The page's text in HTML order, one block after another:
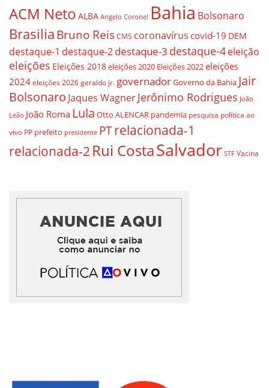
ACM Neto ALBA Angelo Coronel Bahia Bolsonaro
BrasiliaBruno ReisCMS coronavírus covid-19 DEM
destaque-1 destaque-2destaque-3 destaque-4eleição
eleições Eleições 2018eleições 2020 Eleições 2022eleições
2024 eleições 2026 geraldo jr. governadorGoverno da Bahia Jair
Bolsonaro Jaques WagnerJerônimo Rodrigues João
Leão João Roma Lula Otto ALENCAR pandemia pesquisa política ao
vivo PP prefeito presidente PTrelacionada-1
relacionada-2 Rui CostaSalvador STF Vacina